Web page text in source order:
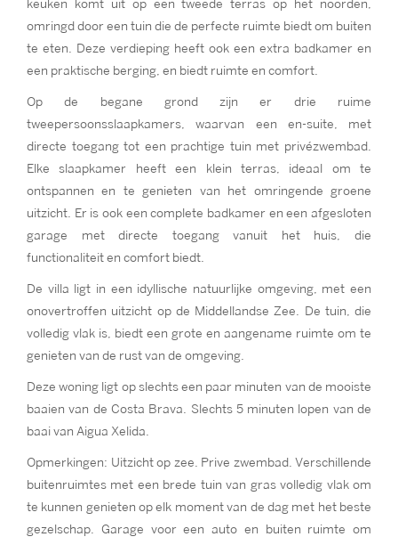
keuken komt uit op een tweede terras op het noorden,
omringd door een tuin die de perfecte ruimte biedt om buiten
te eten. Deze verdieping heeft ook een extra badkamer en
een praktische berging, en biedt ruimte en comfort.
Op de begane grond zijn er drie ruime
tweepersoonsslaapkamers, waarvan een en-suite, met
directe toegang tot een prachtige tuin met privézwembad.
Elke slaapkamer heeft een klein terras, ideaal om te
ontspannen en te genieten van het omringende groene
uitzicht. Er is ook een complete badkamer en een afgesloten
garage met directe toegang vanuit het huis, die
functionaliteit en comfort biedt.
De villa ligt in een idyllische natuurlijke omgeving, met een
onovertroffen uitzicht op de Middellandse Zee. De tuin, die
volledig vlak is, biedt een grote en aangename ruimte om te
genieten van de rust van de omgeving.
Deze woning ligt op slechts een paar minuten van de mooiste
baaien van de Costa Brava. Slechts 5 minuten lopen van de
baai van Aigua Xelida.
Opmerkingen: Uitzicht op zee. Prive zwembad. Verschillende
buitenruimtes met een brede tuin van gras volledig vlak om
te kunnen genieten op elk moment van de dag met het beste
gezelschap. Garage voor een auto en buiten ruimte om